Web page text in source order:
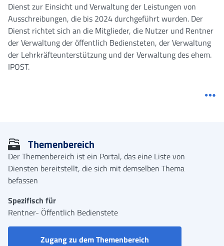
Dienst zur Einsicht und Verwaltung der Leistungen von
Ausschreibungen, die bis 2024 durchgeführt wurden. Der
Dienst richtet sich an die Mitglieder, die Nutzer und Rentner
der Verwaltung der öffentlich Bediensteten, der Verwaltung
der Lehrkräfteunterstützung und der Verwaltung des ehem.
IPOST.
Themenbereich
Der Themenbereich ist ein Portal, das eine Liste von
Diensten bereitstellt, die sich mit demselben Thema
befassen
Spezifisch für
Rentner- Öffentlich Bedienstete
Zugang zu dem Themenbereich